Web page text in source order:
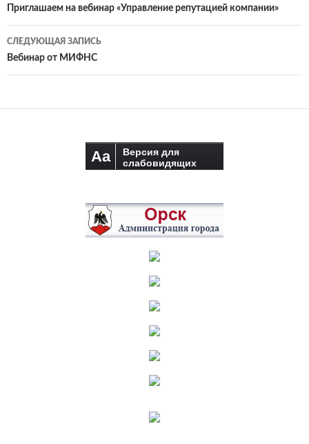
по
записям
Приглашаем на вебинар «Управление репутацией компании»
СЛЕДУЮЩАЯ ЗАПИСЬ
Вебинар от МИФНС
Aa
Версия для
слабовидящих